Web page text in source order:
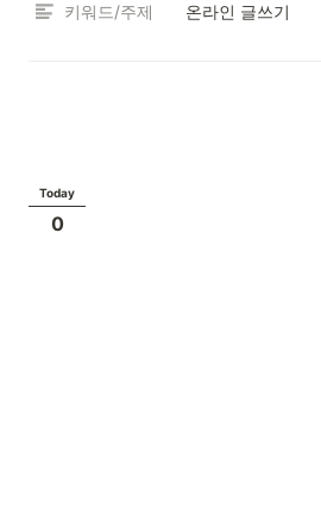
키워드/주제 온라인 글쓰기
Today
0